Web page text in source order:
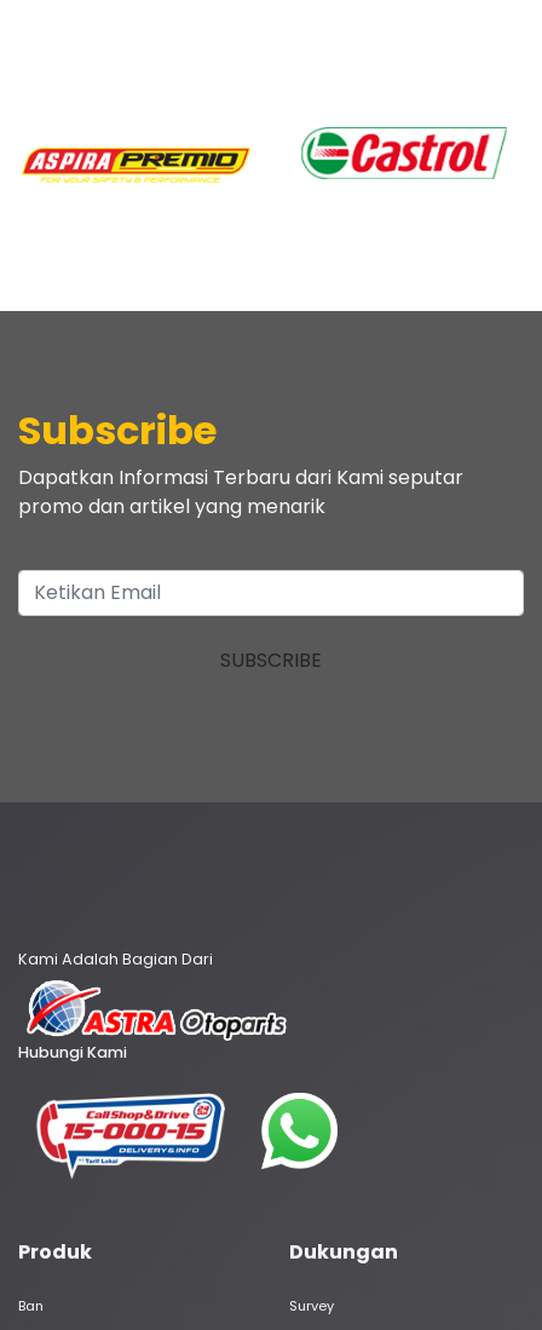
Subscribe
Dapatkan Informasi Terbaru dari Kami seputar
promo dan artikel yang menarik
SUBSCRIBE
Kami Adalah Bagian Dari
Hubungi Kami
Produk
Ban
Dukungan
Survey